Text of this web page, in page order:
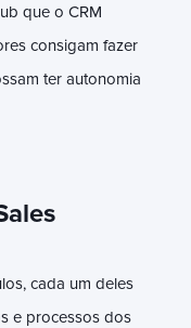
que o CRM
consigam fazer
ter autonomia
cada um deles
e processos dos